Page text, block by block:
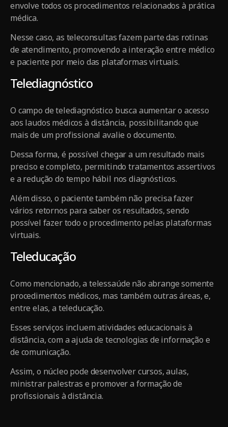
envolve todos os procedimentos relacionados à prática
médica.
Nesse caso, as teleconsultas fazem parte das rotinas
de atendimento, promovendo a interação entre médico
e paciente por meio das plataformas virtuais.
Telediagnóstico
O campo de telediagnóstico busca aumentar o acesso
aos laudos médicos à distância, possibilitando que
mais de um profissional avalie o documento.
Dessa forma, é possível chegar a um resultado mais
preciso e completo, permitindo tratamentos assertivos
e a redução do tempo hábil nos diagnósticos.
Além disso, o paciente também não precisa fazer
vários retornos para saber os resultados, sendo
possível fazer todo o procedimento pelas plataformas
virtuais.
Teleducação
Como mencionado, a telessaúde não abrange somente
procedimentos médicos, mas também outras áreas, e,
entre elas, a teleducação.
Esses serviços incluem atividades educacionais à
distância, com a ajuda de tecnologias de informação e
de comunicação.
Assim, o núcleo pode desenvolver cursos, aulas,
ministrar palestras e promover a formação de
profissionais à distância.